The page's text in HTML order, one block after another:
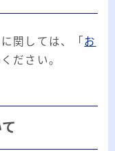
関しては、「 お
ださい。